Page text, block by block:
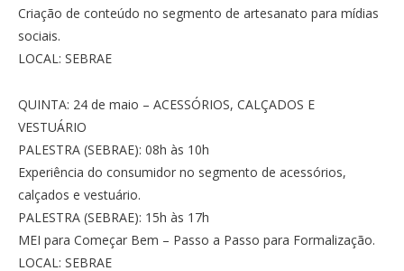
Criação de conteúdo no segmento de artesanato para mídias
sociais.
LOCAL: SEBRAE
QUINTA: 24 de maio – ACESSÓRIOS, CALÇADOS E
VESTUÁRIO
PALESTRA (SEBRAE): 08h às 10h
Experiência do consumidor no segmento de acessórios,
calçados e vestuário.
PALESTRA (SEBRAE): 15h às 17h
MEI para Começar Bem – Passo a Passo para Formalização.
LOCAL: SEBRAE